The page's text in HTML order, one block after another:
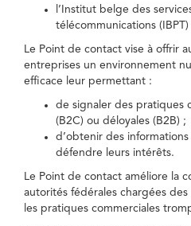
l’Institut belge des
télécommunications (IBPT)
Le Point de contact vise à offrir
entreprises un environnement
efficace leur permettant :
de signaler des pratiques
(B2C) ou déloyales (B2B) ;
d’obtenir des
défendre leurs intérêts.
Le Point de contact améliore la
autorités fédérales chargées
les pratiques commerciales